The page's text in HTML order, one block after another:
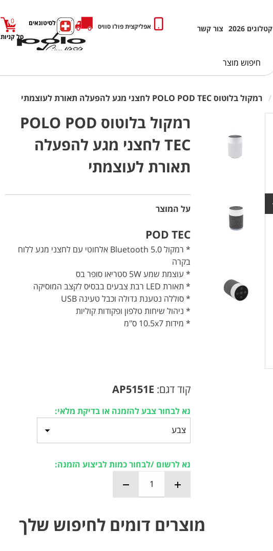
קטלוגים 2026 צור קשר אפליקצית פולו סוויס
כניסה לסיטונאים
סל קניות
0
רמקול בלוטוס POLO POD TEC לחצני מגע להפעלה תאורת לעוצמתי
רמקול בלוטוס POLO POD
TEC לחצני מגע להפעלה
תאורת לעוצמתי
על המוצר
POD TEC
* רמקול Bluetooth 5.0 אלחוטי עם לחצני מגע ללוח
בקרה
* עוצמת שמע 5W סטריאו סופר בס
* תאורת LED רבת צבעים בבסיס לקצב המוסיקה
* סוללה נטענת גדולה וכבל טעינה USB
* ניהול שיחות טלפון ופקודות קוליות
* מידות 10.5x7 ס"מ
קוד דגם: AP5151E
נא לבחור צבע להזמנה או בדיקת מלאי:
נא לרשום /לבחור כמות לביצוע הזמנה:
מוצרים דומים לחיפוש שלך